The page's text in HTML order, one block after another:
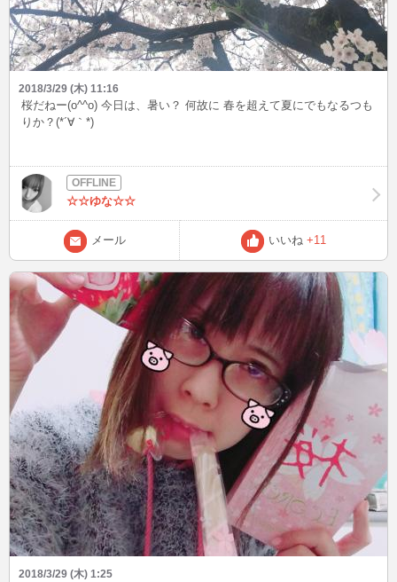
2018/3/29 (木) 11:16
桜だねー(o^^o) 今日は、暑い？ 何故に 春を超えて夏にでもなるつも
りか？(*´∀｀*)
☆☆ゆな☆☆
メール いいね +11
2018/3/29 (木) 1:25